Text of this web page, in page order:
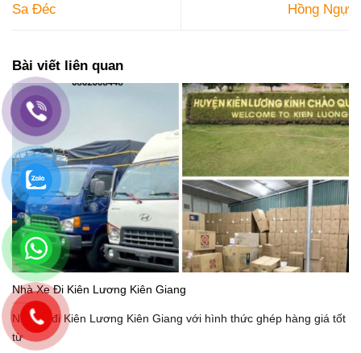
Sa Đéc
Hồng Ngự
Bài viết liên quan
Nhà Xe Đi Kiên Lương Kiên Giang
Nhà xe đi Kiên Lương Kiên Giang với hình thức ghép hàng giá tốt
từ